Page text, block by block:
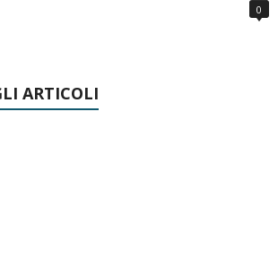
0
ARTICOLI